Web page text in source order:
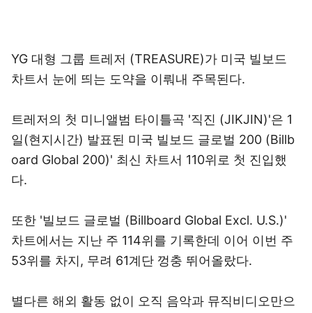
YG 대형 그룹 트레저 (TREASURE)가 미국 빌보드
차트서 눈에 띄는 도약을 이뤄내 주목된다.
트레저의 첫 미니앨범 타이틀곡 '직진 (JIKJIN)'은 1
일(현지시간) 발표된 미국 빌보드 글로벌 200 (Billb
oard Global 200)' 최신 차트서 110위로 첫 진입했
다.
또한 '빌보드 글로벌 (Billboard Global Excl. U.S.)'
차트에서는 지난 주 114위를 기록한데 이어 이번 주
53위를 차지, 무려 61계단 껑충 뛰어올랐다.
별다른 해외 활동 없이 오직 음악과 뮤직비디오만으